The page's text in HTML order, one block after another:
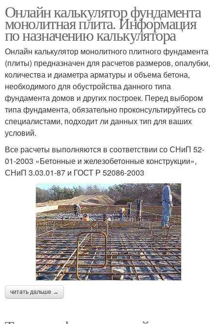
Онлайн калькулятор фундамента
монолитная плита. Информация
по назначению калькулятора
Онлайн калькулятор монолитного плитного фундамента
(плиты) предназначен для расчетов размеров, опалубки,
количества и диаметра арматуры и объема бетона,
необходимого для обустройства данного типа
фундамента домов и других построек. Перед выбором
типа фундамента, обязательно проконсультируйтесь со
специалистами, подходит ли данных тип для ваших
условий.
Все расчеты выполняются в соответствии со СНиП 52-
01-2003 «Бетонные и железобетонные конструкции»,
СНиП 3.03.01-87 и ГОСТ Р 52086-2003
читать дальше →